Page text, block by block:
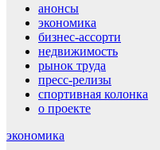
анонсы
экономика
бизнес-ассорти
недвижимость
рынок труда
пресс-релизы
спортивная колонка
о проекте
экономика